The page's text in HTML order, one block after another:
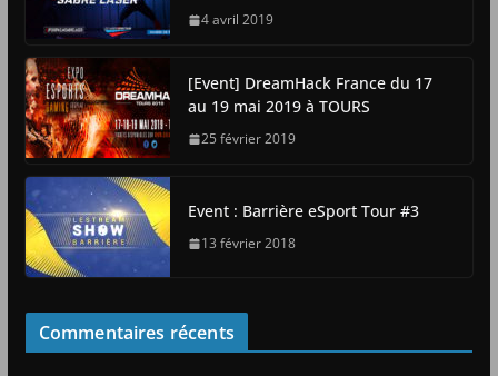
4 avril 2019
[Event] DreamHack France du 17
au 19 mai 2019 à TOURS
25 février 2019
Event : Barrière eSport Tour #3
13 février 2018
Commentaires récents